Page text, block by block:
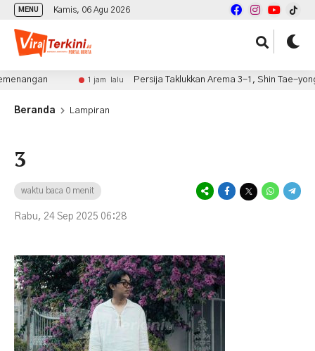
MENU Kamis, 06 Agu 2026
1 jam lalu Persija Taklukkan Arema 3-1, Shin Tae-yong
Beranda Lampiran
3
waktu baca 0 menit
Rabu, 24 Sep 2025 06:28